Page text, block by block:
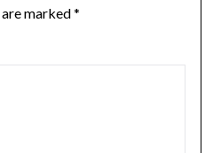
marked*